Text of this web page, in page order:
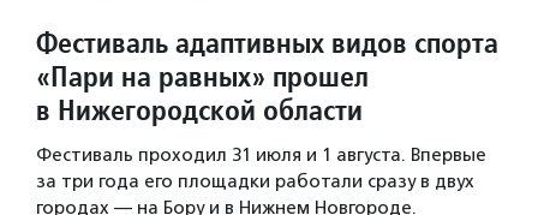
Фестиваль адаптивных видов спорта
«Пари на равных» прошел
в Нижегородской области
Фестиваль проходил 31 июля и 1 августа. Впервые
за три года его площадки работали сразу в двух
городах — на Бору и в Нижнем Новгороде.